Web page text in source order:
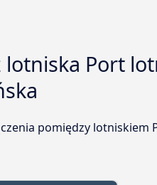
Port
pomiędzy lotniskiem